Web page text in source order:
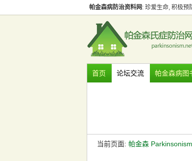
帕金森病防治资料网 : 珍爱生命, 积极预
首页 论坛交流 帕金森病图
当前页面: 帕金森